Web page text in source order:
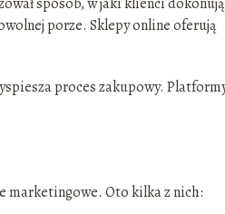
porze. Sklepy online oferują
proces zakupowy.
marketingowe. Oto kilka z nich: